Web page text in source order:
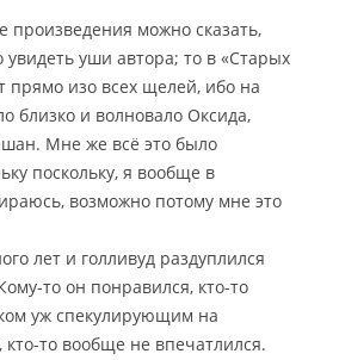
произведения можно сказать,
увидеть уши автора; то в «Старых
прямо изо всех щелей, ибо на
близко и волновало Оксида,
Мне же всё это было
поскольку, я вообще в
возможно потому мне это
лет и голливуд раздуплился
то он понравился, кто-то
уж спекулирующим на
кто-то вообще не впечатлился.